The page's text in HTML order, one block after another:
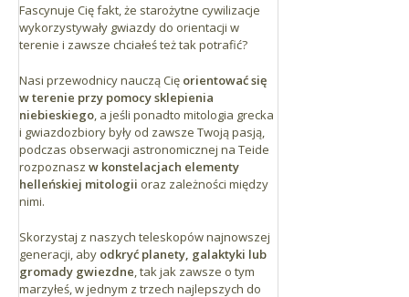
Santa Cruz: 64 km
La Laguna: 55 km
Los Gigantes: 52 km
Los Cristianos: 47 km
Fascynuje Cię fakt, że starożytne cywilizacje
wykorzystywały gwiazdy do orientacji w
terenie i zawsze chciałeś też tak potrafić?
Nasi przewodnicy nauczą Cię orientować się
w terenie przy pomocy sklepienia
niebieskiego , a jeśli ponadto mitologia grecka
i gwiazdozbiory były od zawsze Twoją pasją,
podczas obserwacji astronomicznej na Teide
rozpoznasz w konstelacjach elementy
helleńskiej mitologii oraz zależności między
nimi.
Skorzystaj z naszych teleskopów najnowszej
generacji, aby odkryć planety, galaktyki lub
gromady gwiezdne , tak jak zawsze o tym
marzyłeś, w jednym z trzech najlepszych do